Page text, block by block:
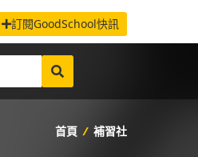
訂閱GoodSchool快訊
首頁 / 補習社